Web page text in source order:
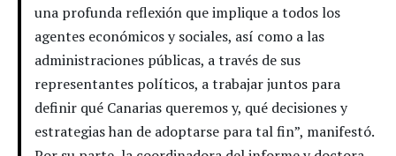
una profunda reflexión que implique a todos los
agentes económicos y sociales, así como a las
administraciones públicas, a través de sus
representantes políticos, a trabajar juntos para
definir qué Canarias queremos y, qué decisiones y
estrategias han de adoptarse para tal fin”, manifestó.